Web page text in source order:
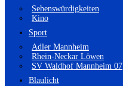
Sehenswürdigkeiten
Kino
Sport
Adler Mannheim
Rhein-Neckar Löwen
SV Waldhof Mannheim 07
Blaulicht